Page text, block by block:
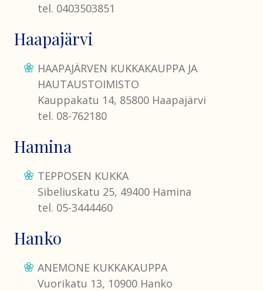
tel. 0403503851
Haapajärvi
HAAPAJÄRVEN KUKKAKAUPPA JA
HAUTAUSTOIMISTO
Kauppakatu 14, 85800 Haapajärvi
tel. 08-762180
Hamina
TEPPOSEN KUKKA
Sibeliuskatu 25, 49400 Hamina
tel. 05-3444460
Hanko
ANEMONE KUKKAKAUPPA
Vuorikatu 13, 10900 Hanko